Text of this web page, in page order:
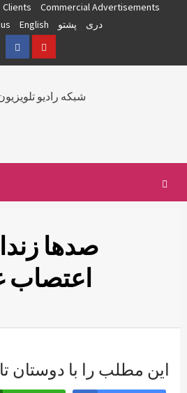
Clients
Commercial Advertisements
English پشتو
دری
FacebookYouTube
صدها
اعتصاب
این مطلب را با دوستان